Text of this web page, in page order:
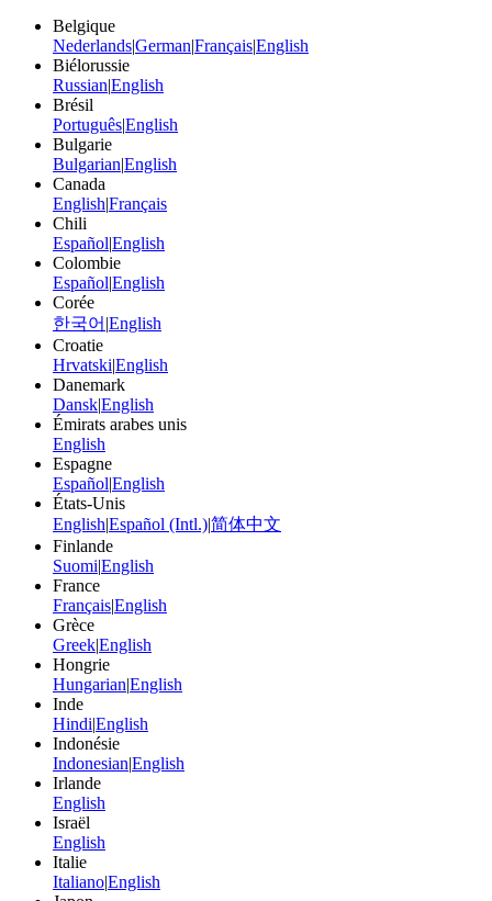
Belgique
NederlandsGermanFrançaisEnglish
Biélorussie
RussianEnglish
Brésil
PortuguêsEnglish
Bulgarie
BulgarianEnglish
Canada
EnglishFrançais
Chili
EspañolEnglish
Colombie
EspañolEnglish
Corée
한국어 English
Croatie
HrvatskiEnglish
Danemark
DanskEnglish
Émirats arabes unis
English
Espagne
EspañolEnglish
États-Unis
EnglishEspañol (Intl.)简体中文
Finlande
SuomiEnglish
France
FrançaisEnglish
Grèce
GreekEnglish
Hongrie
HungarianEnglish
Inde
HindiEnglish
Indonésie
IndonesianEnglish
Irlande
English
Israël
English
Italie
ItalianoEnglish